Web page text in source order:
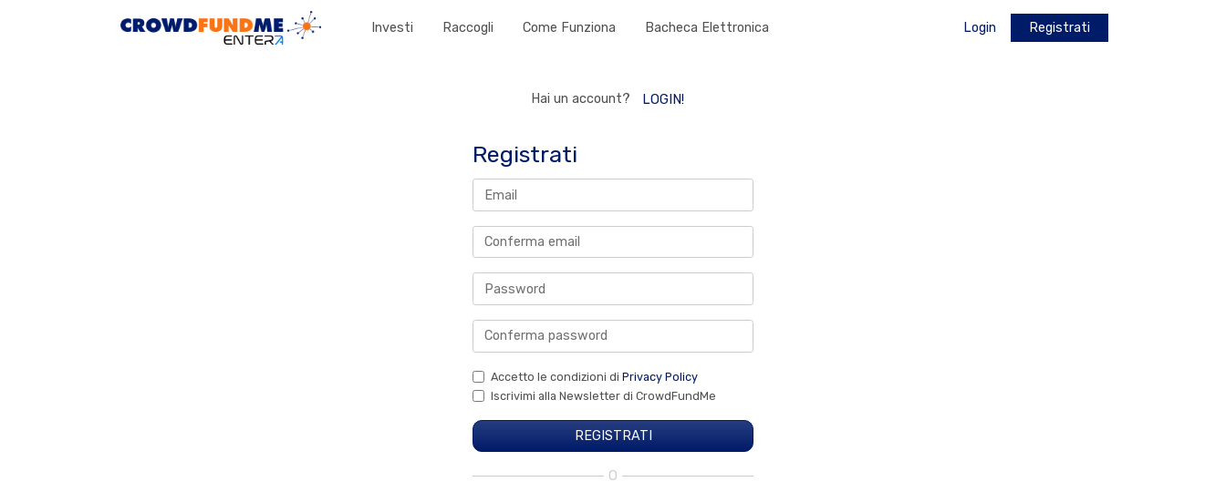
Investi Raccogli Come Funziona Bacheca Elettronica Login Registrati
Hai un account? LOGIN!
Registrati
Accetto le condizioni di Privacy Policy
Iscrivimi alla Newsletter di CrowdFundMe
O